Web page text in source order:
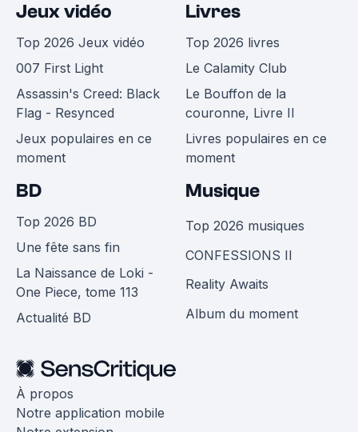
Jeux vidéo
Top 2026 Jeux vidéo
007 First Light
Assassin's Creed: Black
Flag - Resynced
Jeux populaires en ce
moment
Livres
Top 2026 livres
Le Calamity Club
Le Bouffon de la
couronne, Livre II
Livres populaires en ce
moment
BD
Top 2026 BD
Une fête sans fin
La Naissance de Loki -
One Piece, tome 113
Actualité BD
Musique
Top 2026 musiques
CONFESSIONS II
Reality Awaits
Album du moment
À propos
Notre application mobile